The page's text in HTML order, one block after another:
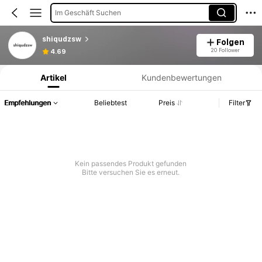
Im Geschäft Suchen
shiqudzsw
4.69
Folgen
20 Follower
Produktinformation: Preisangabe, Verkaufs- und Lagerbestandsdetails.
Artikel Kundenbewertungen
Empfehlungen Beliebtest Preis Filter
Kein passendes Produkt gefunden
Bitte versuchen Sie es erneut.